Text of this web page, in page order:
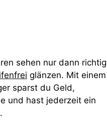
sehen nur dann richtig
glänzen. Mit einem
sparst du Geld,
und hast jederzeit ein